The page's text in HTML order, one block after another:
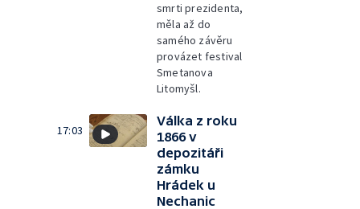
smrti prezidenta,
měla až do
samého závěru
provázet festival
Smetanova
Litomyšl.
17:03
Válka z roku
1866 v
depozitáři
zámku
Hrádek u
Nechanic